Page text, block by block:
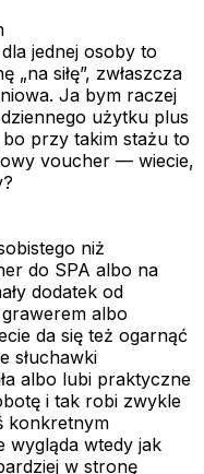
jednej osoby to
siłę”, zwłaszcza
Ja bym raczej
użytku plus
bo przy takim stażu to
voucher — wiecie,
niż
do SPA albo na
dodatek od
albo
da się też ogarnąć
słuchawki
albo lubi praktyczne
i tak robi zwykle
konkretnym
wygląda wtedy jak
w stronę